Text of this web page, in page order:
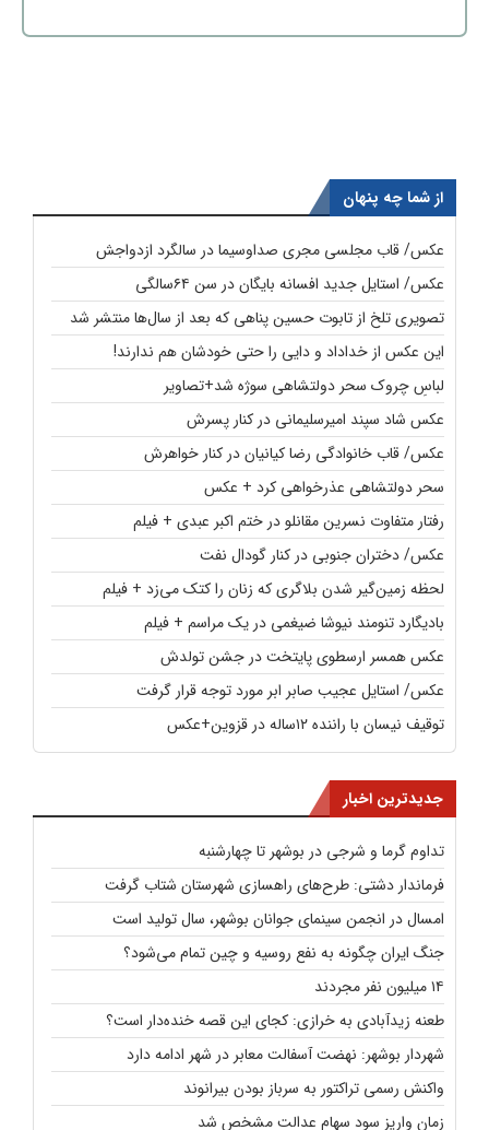
از شما چه پنهان
عکس/ قاب مجلسی مجری صداوسیما در سالگرد ازدواجش
عکس/ استایل جدید افسانه بایگان در سن ۶۴سالگی
تصویری تلخ از تابوت حسین پناهی که بعد از سال‌ها منتشر شد
این عکس از خداداد و دایی را حتی خودشان هم ندارند!
لباسِ چروک سحر دولتشاهی سوژه شد+تصاویر
عکس شاد سپند امیرسلیمانی در کنار پسرش
عکس/ قاب خانوادگی رضا کیانیان در کنار خواهرش
سحر دولتشاهی عذرخواهی کرد + عکس
رفتار متفاوت نسرین مقانلو در ختم اکبر عبدی + فیلم
عکس/ دختران جنوبی در کنار گودال نفت
لحظه زمین‌گیر شدن بلاگری که زنان را کتک می‌زد + فیلم
بادیگارد تنومند نیوشا ضیغمی در یک مراسم + فیلم
عکس همسر ارسطوی پایتخت در جشن تولدش
عکس/ استایل عجیب صابر ابر مورد توجه قرار گرفت
توقیف نیسان با راننده ۱۲ساله در قزوین+عکس
جدیدترین اخبار
تداوم گرما و شرجی در بوشهر تا چهارشنبه
فرماندار دشتی: طرح‌های راهسازی شهرستان شتاب گرفت
امسال در انجمن سینمای جوانان بوشهر، سال تولید است
جنگ ایران چگونه به نفع روسیه و چین تمام می‌شود؟
۱۴ میلیون نفر مجردند
طعنه زیدآبادی به خرازی: کجای این قصه خنده‌دار است؟
شهردار بوشهر: نهضت آسفالت معابر در شهر ادامه دارد
واکنش رسمی تراکتور به سرباز بودن بیرانوند
زمان واریز سود سهام عدالت مشخص شد